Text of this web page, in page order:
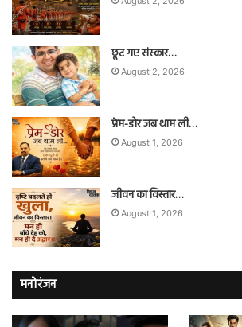
छूट गए संस्कार…
August 2, 2026
प्रेम-डोर जब थाम ली…
August 1, 2026
जीवन का विस्तार…
August 1, 2026
मनोरंजन